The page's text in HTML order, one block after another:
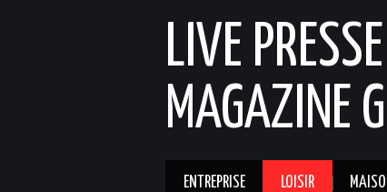
LIVE
MAGAZINE
ENTREPRISE LOISIR